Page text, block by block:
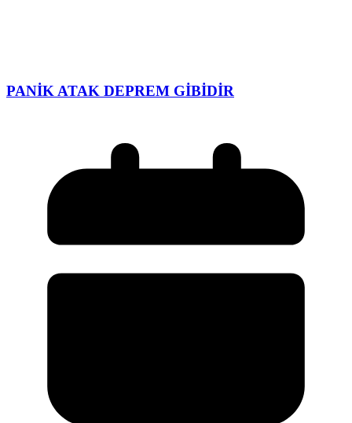
PANİK ATAK DEPREM GİBİDİR